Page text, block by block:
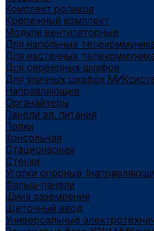
Комплект роликов
Крепежный комплект
Модули вентиляторные
Для напольных
Для настенных
Для серверных шкафов
Для уличных шкафов
Направляющие
Органайзеры
Панели эл. питания
Полки
Консольная
Стационарная
Стенки
Уголки опорные
Фальш-панели
Шина заземления
Щеточный ввод
Универсальные